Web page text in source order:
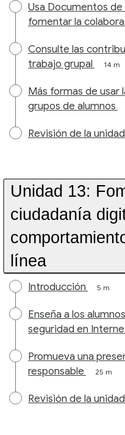
Usa Documentos
fomentar la
Consulte las
trabajo grupal
14 m
Más formas de usar
grupos de alumnos
Revisión de la
Unidad 13:
ciudadanía
línea
Introducción 5 m
Enseña a los
seguridad en
Promueva una
responsable
25 m
Revisión de la